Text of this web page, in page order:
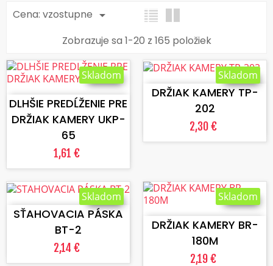
Cena: vzostupne 
Zobrazuje sa 1-20 z 165 položiek
VLOŽIŤ DO KOŠÍKA
DLHŠIE PREDĹŽENIE PRE
DRŽIAK KAMERY UKP-
65
1,61 €
Skladom
VLOŽIŤ DO KOŠÍKA
DRŽIAK KAMERY TP-
202
2,30 €
Skladom
VLOŽIŤ DO KOŠÍKA
SŤAHOVACIA PÁSKA
BT-2
2,14 €
Skladom VLOŽIŤ DO KOŠÍKA
DRŽIAK KAMERY BR-
180M
2,19 €
Skladom